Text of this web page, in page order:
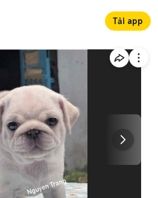
Tải app